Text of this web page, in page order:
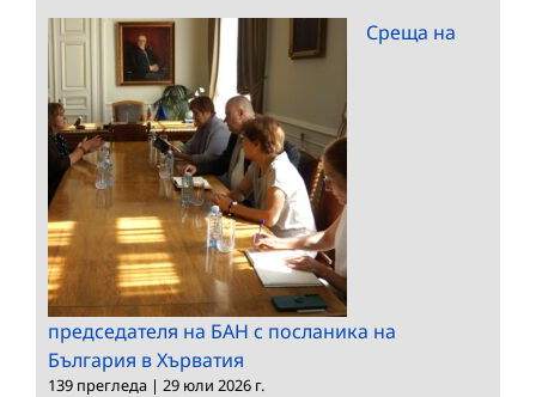
Среща на
председателя на БАН с посланика на
България в Хърватия
139 прегледа | 29 юли 2026 г.